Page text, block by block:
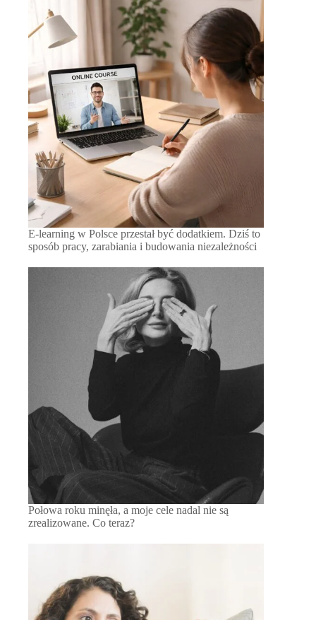
E-learning w Polsce przestał być dodatkiem. Dziś to
sposób pracy, zarabiania i budowania niezależności
Połowa roku minęła, a moje cele nadal nie są
zrealizowane. Co teraz?